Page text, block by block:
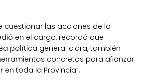
cuestionar las acciones de la
en el cargo, recordó que
política general clara, también
concretas para afianzar
toda la Provincia”,